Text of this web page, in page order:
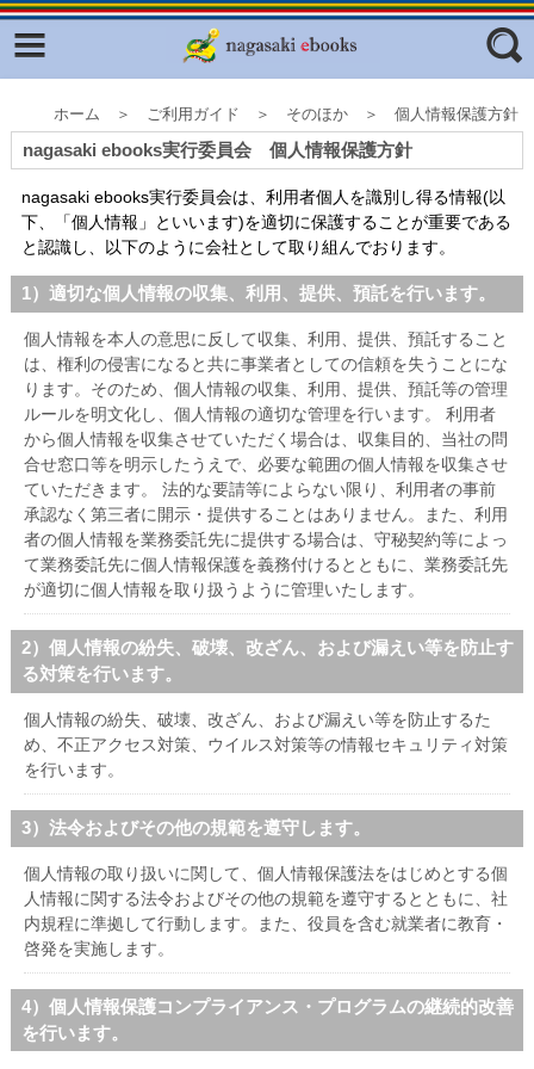
フリーワード
ジャンル
エリア
ホーム ＞ ご利用ガイド ＞ そのほか ＞ 個人情報保護方針
nagasaki ebooks実行委員会 個人情報保護方針
nagasaki ebooks実行委員会は、利用者個人を識別し得る情報(以
下、「個人情報」といいます)を適切に保護することが重要である
と認識し、以下のように会社として取り組んでおります。
1）適切な個人情報の収集、利用、提供、預託を行います。
個人情報を本人の意思に反して収集、利用、提供、預託すること
は、権利の侵害になると共に事業者としての信頼を失うことにな
ります。そのため、個人情報の収集、利用、提供、預託等の管理
ルールを明文化し、個人情報の適切な管理を行います。 利用者
から個人情報を収集させていただく場合は、収集目的、当社の問
合せ窓口等を明示したうえで、必要な範囲の個人情報を収集させ
ていただきます。 法的な要請等によらない限り、利用者の事前
承認なく第三者に開示・提供することはありません。また、利用
者の個人情報を業務委託先に提供する場合は、守秘契約等によっ
て業務委託先に個人情報保護を義務付けるとともに、業務委託先
が適切に個人情報を取り扱うように管理いたします。
2）個人情報の紛失、破壊、改ざん、および漏えい等を防止す
る対策を行います。
個人情報の紛失、破壊、改ざん、および漏えい等を防止するた
め、不正アクセス対策、ウイルス対策等の情報セキュリティ対策
を行います。
3）法令およびその他の規範を遵守します。
個人情報の取り扱いに関して、個人情報保護法をはじめとする個
人情報に関する法令およびその他の規範を遵守するとともに、社
内規程に準拠して行動します。また、役員を含む就業者に教育・
啓発を実施します。
4）個人情報保護コンプライアンス・プログラムの継続的改善
を行います。
Facebook
ふくいろキラリプロジェクト
東京観光デジタルパンフレットギャ
ラリー（TOKYO Brochures）
復興応援企画
はじめてご利用される方へ
コンテンツ
広報誌ナビ
明治日本の産業革命遺産
長崎と天草地方の潜伏キリシタン
関連遺産
大学・専門学校ナビ
ハイスクールナビ
小・中学校ナビ
いきebooks
ながよebooks
ごとうebooks
おおむらebooks
みなみしまばらebooks
はさみebooks
ながさき市ebooks
長崎MICE観光マップ